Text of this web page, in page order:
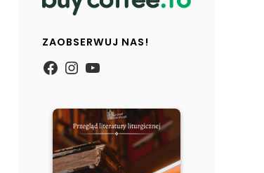
ZAOBSERWUJ NAS!
https://
Instagram
YouTube